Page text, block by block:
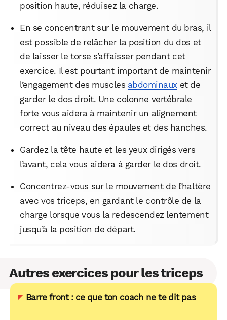
position haute, réduisez la charge.
En se concentrant sur le mouvement du bras, il
est possible de relâcher la position du dos et
de laisser le torse s’affaisser pendant cet
exercice. Il est pourtant important de maintenir
l’engagement des muscles abdominaux et de
garder le dos droit. Une colonne vertébrale
forte vous aidera à maintenir un alignement
correct au niveau des épaules et des hanches.
Gardez la tête haute et les yeux dirigés vers
l’avant, cela vous aidera à garder le dos droit.
Concentrez-vous sur le mouvement de l’haltère
avec vos triceps, en gardant le contrôle de la
charge lorsque vous la redescendez lentement
jusqu’à la position de départ.
Autres exercices pour les triceps
Barre front : ce que ton coach ne te dit pas